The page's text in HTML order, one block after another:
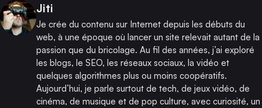
Publié par
Jiti
Je crée du contenu sur Internet depuis les débuts du
web, à une époque où lancer un site relevait autant de la
passion que du bricolage. Au fil des années, j’ai exploré
les blogs, le SEO, les réseaux sociaux, la vidéo et
quelques algorithmes plus ou moins coopératifs.
Aujourd’hui, je parle surtout de tech, de jeux vidéo, de
cinéma, de musique et de pop culture, avec curiosité, un